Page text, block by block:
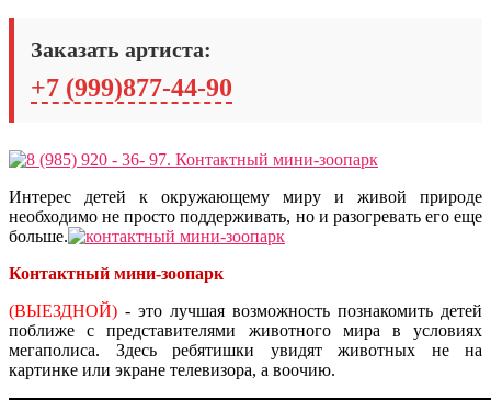
Заказать артиста:
+7 (999)877-44-90
Интерес детей к окружающему миру и живой природе
необходимо не просто поддерживать, но и разогревать его еще
больше.
Контактный мини-зоопарк
(ВЫЕЗДНОЙ) - это лучшая возможность познакомить детей
поближе с представителями животного мира в условиях
мегаполиса. Здесь ребятишки увидят животных не на
картинке или экране телевизора, а воочию.